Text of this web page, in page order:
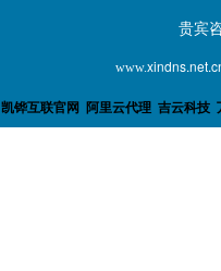
贵宾咨询专
www.
凯铧互联官网 阿里云代理 吉云科技